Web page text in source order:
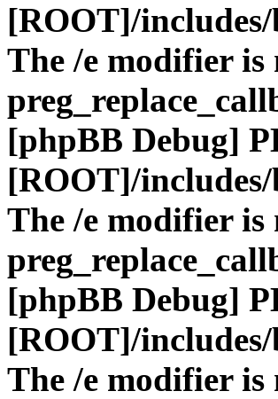
[ROOT]/
The /e modifier is
[phpBB Debug]
[ROOT]/
The /e modifier is
[phpBB Debug]
[ROOT]/
The /e modifier is